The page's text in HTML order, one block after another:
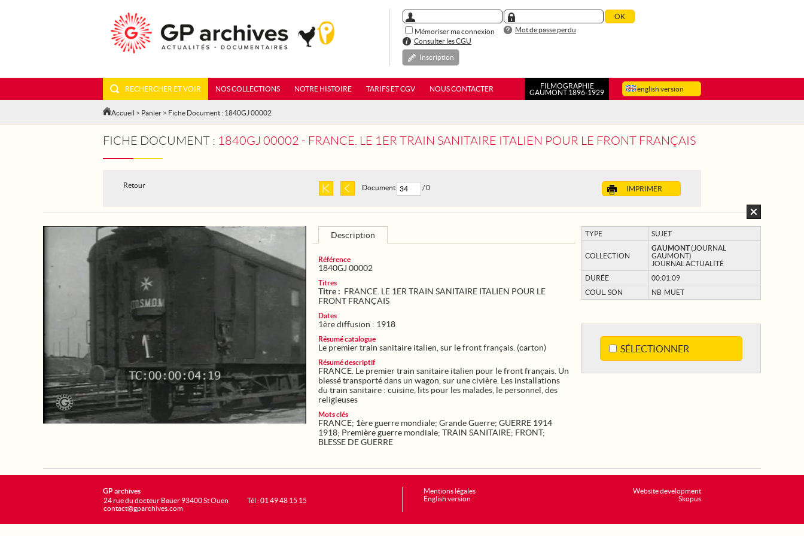
Mémoriser ma connexion
Mot de passe perdu
Consulter les CGU
Inscription
english version
RECHERCHER ET VOIR NOS COLLECTIONS NOTRE HISTOIRE TARIFS ET CGV NOUS CONTACTER
FILMOGRAPHIE
GAUMONT 1896-1929
Accueil > Panier > Fiche Document : 1840GJ 00002
FICHE DOCUMENT : 1840GJ 00002 - FRANCE. LE 1ER TRAIN SANITAIRE ITALIEN POUR LE FRONT FRANÇAIS
Retour IMPRIMER
Document / 0
TYPE SUJET
COLLECTION
GAUMONT(JOURNAL
GAUMONT)
JOURNAL ACTUALITÉ
DURÉE
00:01:09
COUL. SON
NB MUET
SÉLECTIONNER
Description
Référence
1840GJ 00002
Titres
Titre : FRANCE. LE 1ER TRAIN SANITAIRE ITALIEN POUR LE
FRONT FRANÇAIS
Dates
1ère diffusion : 1918
Résumé catalogue
Le premier train sanitaire italien, sur le front français. (carton)
Résumé descriptif
FRANCE. Le premier train sanitaire italien pour le front français. Un
blessé transporté dans un wagon, sur une civière. Les installations
du train sanitaire : cuisine, lits pour les malades, le personnel, des
religieuses
Mots clés
FRANCE; 1ère guerre mondiale; Grande Guerre; GUERRE 1914
1918; Première guerre mondiale; TRAIN SANITAIRE; FRONT;
BLESSE DE GUERRE
Website development
Skopus
GP archives
24 rue du docteur Bauer 93400 St Ouen
contact@gparchives.com
Tél : 01 49 48 15 15
Mentions légales
English version